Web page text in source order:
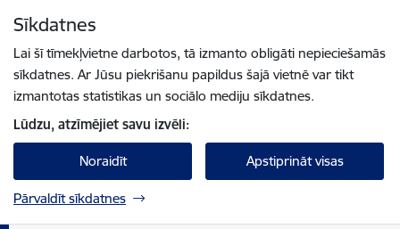
Sīkdatnes
Lai šī tīmekļvietne darbotos, tā izmanto obligāti nepieciešamās
sīkdatnes. Ar Jūsu piekrišanu papildus šajā vietnē var tikt
izmantotas statistikas un sociālo mediju sīkdatnes.
Lūdzu, atzīmējiet savu izvēli:
Noraidīt Apstiprināt visas
Pārvaldīt sīkdatnes